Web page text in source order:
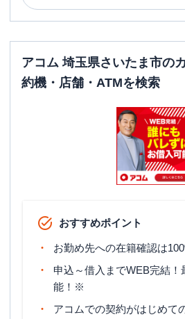
アコム 埼玉県さいたま市の
約機・店舗・ATMを検索
おすすめポイント
お勤め先への在籍確認は
申込～借入までWEB完結！
能！※
アコムでの契約がはじめて